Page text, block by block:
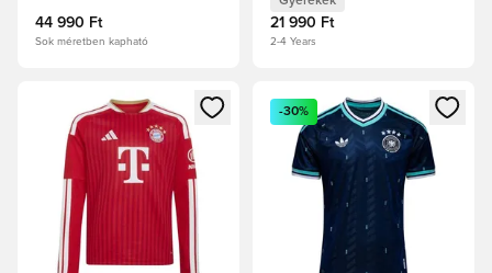
44 990 Ft
Sok méretben kapható
21 990 Ft
2-4 Years
Megnyit egy modált a bejelentkezéshez vagy a tagként
Megnyit egy modált a
-30%